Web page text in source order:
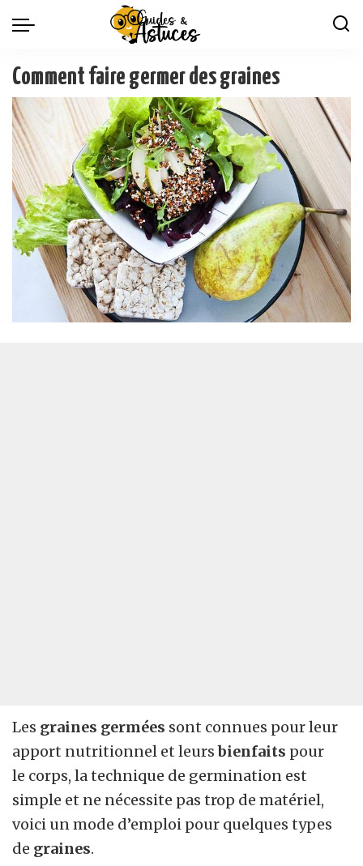
Comment faire germer des graines
Les graines germées sont connues pour leur
apport nutritionnel et leursbienfaits pour
le corps, la technique de germination est
simple et ne nécessite pas trop de matériel,
voici un mode d’emploi pour quelques types
de graines.